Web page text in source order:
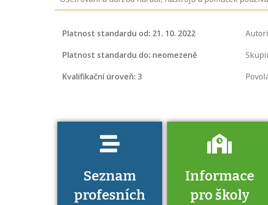
Platnost standardu od: 21. 10. 2022
Platnost standardu do: neomezeně
Kvalifikační úroveň: 3
Seznam
profesních
seznam
kvalifikací. Víte,
musíte pro danou
Informace
pro školy